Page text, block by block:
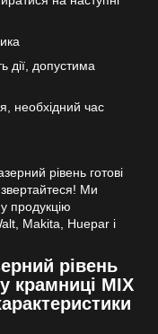
дії, допустима
необхідний час
рівень готові
Ми
продукцію
Makita, Huepar і
крамниці MIX